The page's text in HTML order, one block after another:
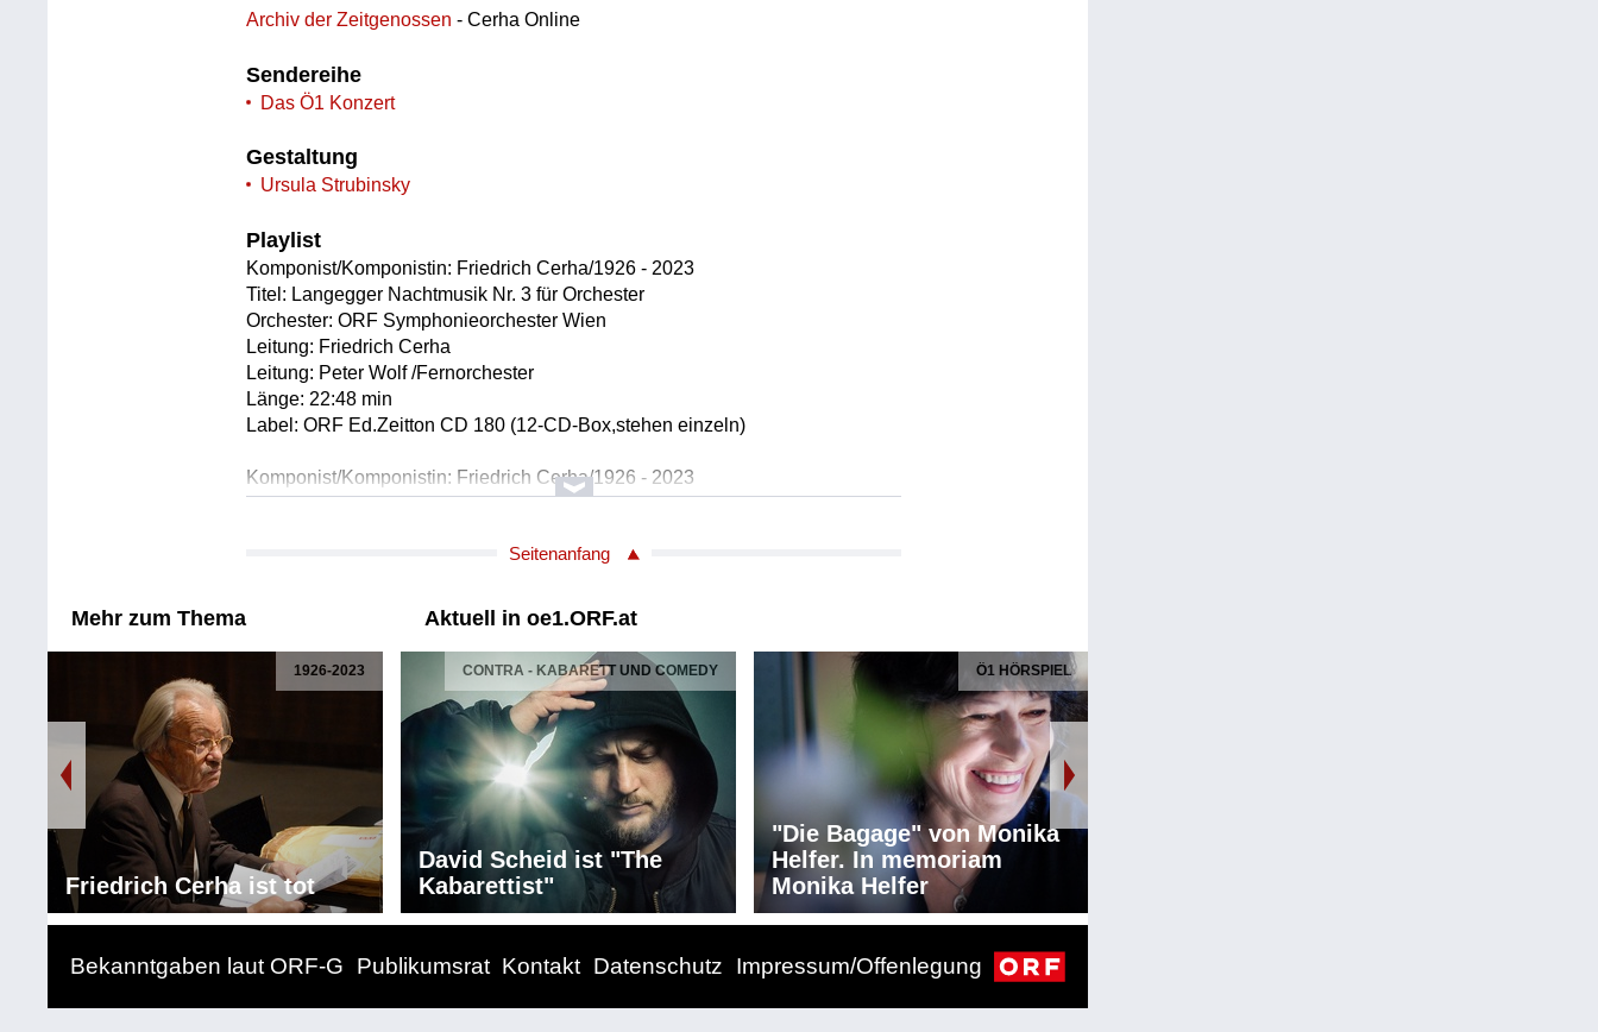
Archiv der Zeitgenossen - Cerha Online
Sendereihe
Das Ö1 Konzert
Gestaltung
Ursula Strubinsky
Playlist
Komponist/Komponistin: Friedrich Cerha/1926 - 2023
Titel: Langegger Nachtmusik Nr. 3 für Orchester
Orchester: ORF Symphonieorchester Wien
Leitung: Friedrich Cerha
Leitung: Peter Wolf /Fernorchester
Länge: 22:48 min
Label: ORF Ed.Zeitton CD 180 (12-CD-Box,stehen einzeln)
Komponist/Komponistin: Friedrich Cerha/1926 - 2023
Titel: Relazioni fragili für Cembalo und Kammerorchester (PS06/MA9475/1,
Solist/Solistin: Gertraud Cerha /Cembalo
Komponist/Komponistin: Friedrich Cerha/1926 - 2023
Titel: Spiegel VI für Orchester
Orchester: Radio Symphonieorchester Wien
Leitung: Friedrich Cerha
Länge: 06:15 min
Label: ORF CD MP 30 / 1-6 (3CD)
Komponist/Komponistin: Friedrich Cerha/1926 - 2023
Textdichter/Textdichterin, Textquelle: Ernst Kein/1928 - 1985
Titel: Keintate - für mittlere Stimme und Instrumente nach Sprüchen aus dem
(CD01/37698/1-6_H, AUSSCHNITT)
Seitenanfang
Mehr zum Thema
1926-2023
Friedrich Cerha ist tot
Aktuell in oe1.ORF.at
CONTRA - KABARETT UND COMEDY
David Scheid ist "The
Kabarettist"
Ö1 HÖRSPIEL
"Die Bagage" von Monika
Helfer. In memoriam
Monika Helfer
Bekanntgaben laut ORF-G Publikumsrat Kontakt Datenschutz Impressum/Offenlegung